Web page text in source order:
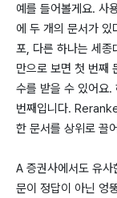
예를 들어볼게요. 사
에 두 개의 문서가 있
포, 다른 하나는 세
만으로 보면 첫 번째
수를 받을 수 있어요.
번째입니다.
한 문서를 상위로 끌
A 증권사에서도 유
문이 정답이 아닌 엉